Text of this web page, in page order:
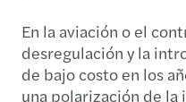
En la aviación o el
desregulación y la
de bajo costo en los
una polarización de